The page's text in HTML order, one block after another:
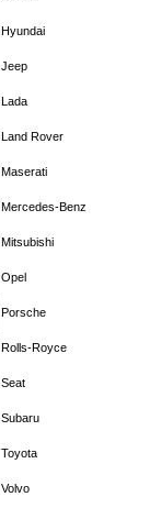
Hyundai
Jeep
Lada
Land Rover
Maserati
Mercedes-Benz
Mitsubishi
Opel
Porsche
Rolls-Royce
Seat
Subaru
Toyota
Volvo